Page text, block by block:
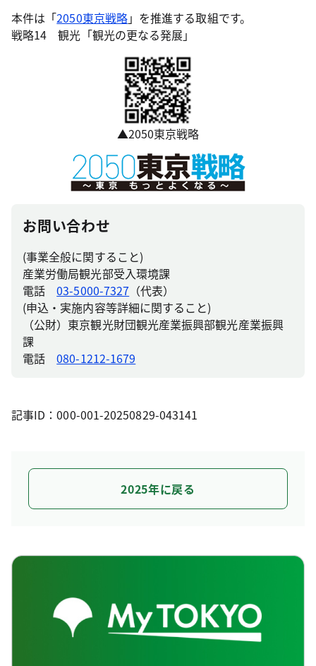
本件は「2050東京戦略」を推進する取組です。
戦略14 観光「観光の更なる発展」
▲2050東京戦略
お問い合わせ
(事業全般に関すること)
産業労働局観光部受入環境課
電話03-5000-7327 （代表）
(申込・実施内容等詳細に関すること)
（公財）東京観光財団観光産業振興部観光産業振興
課
電話080-1212-1679
記事ID：000-001-20250829-043141
2025年に戻る